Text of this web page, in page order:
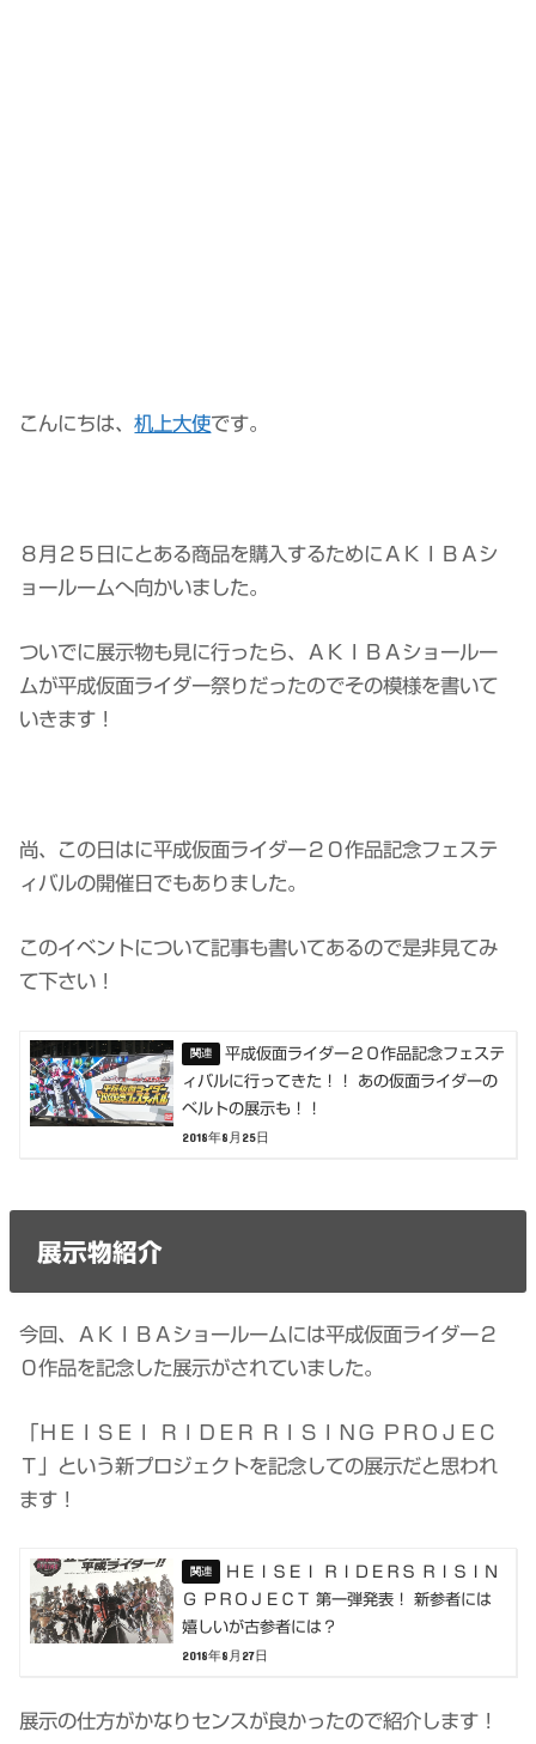
こんにちは、机上大使です。
８月２５日にとある商品を購入するためにＡＫＩＢＡシ
ョールームへ向かいました。
ついでに展示物も見に行ったら、ＡＫＩＢＡショールー
ムが平成仮面ライダー祭りだったのでその模様を書いて
いきます！
尚、この日はに平成仮面ライダー２０作品記念フェステ
ィバルの開催日でもありました。
このイベントについて記事も書いてあるので是非見てみ
て下さい！
平成仮面ライダー２０作品記念フェステ
ィバルに行ってきた！！ あの仮面ライダーの
ベルトの展示も！！
2018年8月25日
展示物紹介
今回、ＡＫＩＢＡショールームには平成仮面ライダー２
０作品を記念した展示がされていました。
「ＨＥＩＳＥＩ ＲＩＤＥＲ ＲＩＳＩＮＧ ＰＲＯＪＥＣ
Ｔ」という新プロジェクトを記念しての展示だと思われ
ます！
ＨＥＩＳＥＩ ＲＩＤＥＲＳ ＲＩＳＩＮ
Ｇ ＰＲＯＪＥＣＴ 第一弾発表！ 新参者には
嬉しいが古参者には？
2018年8月27日
展示の仕方がかなりセンスが良かったので紹介します！